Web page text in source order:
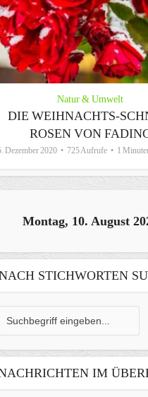
Natur & Umwelt
DIE WEIHNACHTS-
ROSEN VON
Dezember 2020 725 Aufrufe 1
Montag, 10. August
STICHWORTEN
IM